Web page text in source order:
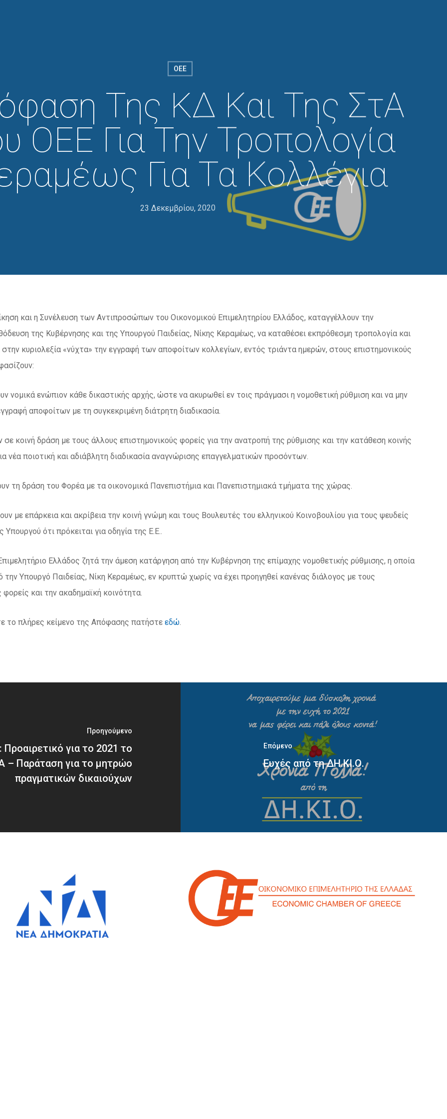
ΟΕΕ
Της ΚΔ Και Της ΣτΑ
ΟΕΕ Για Την Τροπολογία
Για Τα Κολλέγια
23 Δεκεμβρίου, 2020
και η Συνέλευση των Αντιπροσώπων του Οικονομικού Επιμελητηρίου Ελλάδος, καταγγέλλουν την
της Κυβέρνησης και της Υπουργού Παιδείας, Νίκης Κεραμέως, να καταθέσει εκπρόθεσμη τροπολογία και
στην κυριολεξία «νύχτα» την εγγραφή των αποφοίτων κολλεγίων, εντός τριάντα ημερών, στους επιστημονικούς
νομικά ενώπιον κάθε δικαστικής αρχής, ώστε να ακυρωθεί εν τοις πράγμασι η νομοθετική ρύθμιση και να μην
αποφοίτων με τη συγκεκριμένη διάτρητη διαδικασία.
κοινή δράση με τους άλλους επιστημονικούς φορείς για την ανατροπή της ρύθμισης και την κατάθεση κοινής
νέα ποιοτική και αδιάβλητη διαδικασία αναγνώρισης επαγγελματικών προσόντων.
τη δράση του Φορέα με τα οικονομικά Πανεπιστήμια και Πανεπιστημιακά τμήματα της χώρας.
με επάρκεια και ακρίβεια την κοινή γνώμη και τους Βουλευτές του ελληνικού Κοινοβουλίου για τους ψευδείς
Υπουργού ότι πρόκειται για οδηγία της Ε.Ε..
Ελλάδος ζητά την άμεση κατάργηση από την Κυβέρνηση της επίμαχης νομοθετικής ρύθμισης, η οποία
την Υπουργό Παιδείας, Νίκη Κεραμέως, εν κρυπτώ χωρίς να έχει προηγηθεί κανένας διάλογος με τους
φορείς και την ακαδημαϊκή κοινότητα.
το πλήρες κείμενο της Απόφασης πατήστε εδώ.
Προηγούμενο
Προαιρετικό για το 2021 το
– Παράταση για το μητρώο
πραγματικών δικαιούχων
Επόμενο
Ευχές από τη ΔΗ.ΚΙ.Ο.